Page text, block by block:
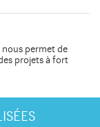
permet de
projets à fort